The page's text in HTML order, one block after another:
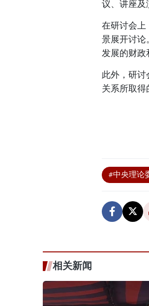
议、讲座及
在研讨会上
景展开讨论
发展的财政
此外，研
关系所取得
#中央理论
相关新闻